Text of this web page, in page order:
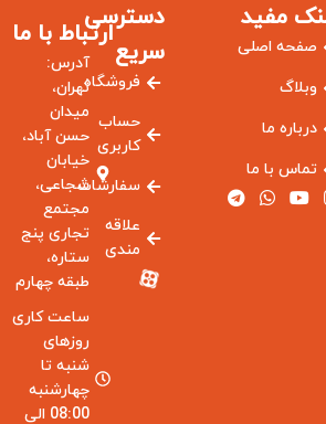
مفید
صفحه اصلی
وبلاگ
درباره ما
تماس با ما
دسترسی
سریع
فروشگاه
حساب
کاربری
سفارشات
علاقه
مندی
ارتباط با ما
آدرس:
تهران،
میدان
حسن آباد،
خیابان
شجاعی،
مجتمع
تجاری پنج
ستاره،
طبقه چهارم
ساعت کاری
روزهای
شنبه تا
چهارشنبه
08:00 الی